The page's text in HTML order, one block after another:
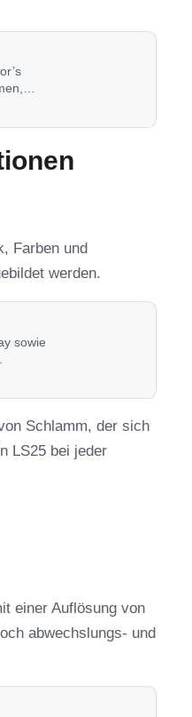
Farben und
werden.
sowie
Schlamm, der sich
LS25 bei jeder
einer Auflösung von
abwechslungs- und